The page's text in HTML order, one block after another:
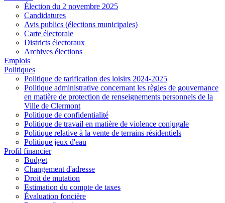
Élection du 2 novembre 2025
Candidatures
Avis publics (élections municipales)
Carte électorale
Districts électoraux
Archives élections
Emplois
Politiques
Politique de tarification des loisirs 2024-2025
Politique administrative concernant les règles de gouvernance
en matière de protection de renseignements personnels de la
Ville de Clermont
Politique de confidentialité
Politique de travail en matière de violence conjugale
Politique relative à la vente de terrains résidentiels
Politique jeux d'eau
Profil financier
Budget
Changement d'adresse
Droit de mutation
Estimation du compte de taxes
Évaluation foncière